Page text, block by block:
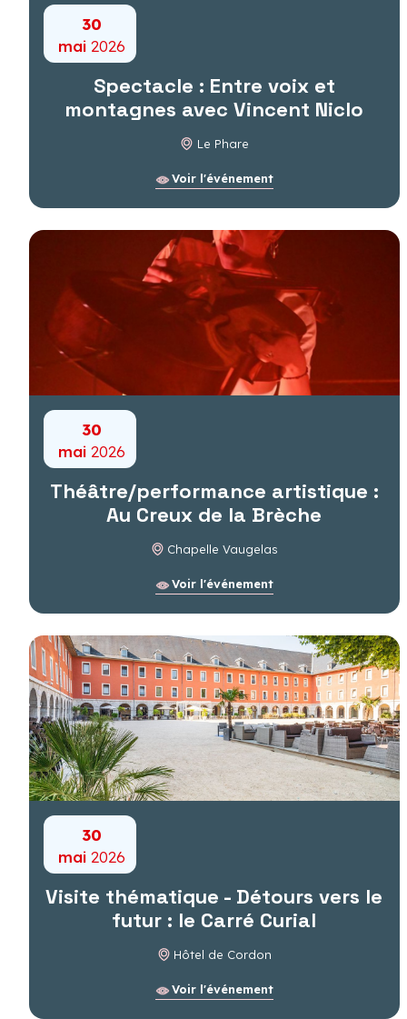
30
mai 2026
Spectacle : Entre voix et
montagnes avec Vincent Niclo
Le Phare
Voir l'événement
30
mai 2026
Théâtre/performance artistique :
Au Creux de la Brèche
Chapelle Vaugelas
Voir l'événement
30
mai 2026
Visite thématique - Détours vers le
futur : le Carré Curial
Hôtel de Cordon
Voir l'événement